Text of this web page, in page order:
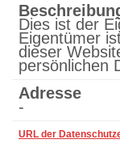
Dies ist der
Eigentümer
dieser
persönlichen
Adresse
-
URL der